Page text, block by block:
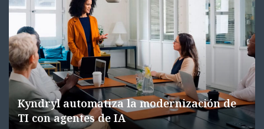
Kyndryl automatiza la modernización de
TI con agentes de IA